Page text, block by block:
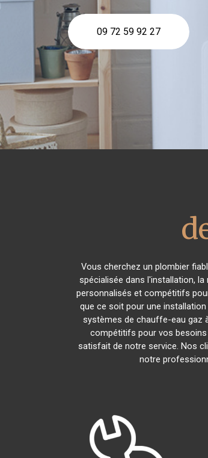
09 72 59 92 27
Vous cherchez un plombier
spécialisée dans l'installation,
personnalisés et compétitifs
que ce soit pour une
systèmes de chauffe-eau gaz
compétitifs pour vos besoins
satisfait de notre service. Nos
notre